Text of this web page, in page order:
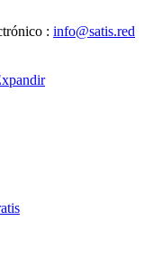
: info@satis.red